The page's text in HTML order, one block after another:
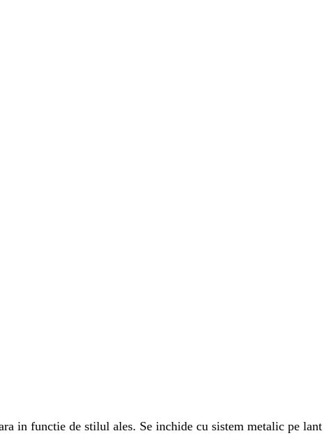
in functie de stilul ales. Se inchide cu sistem metalic pe lant